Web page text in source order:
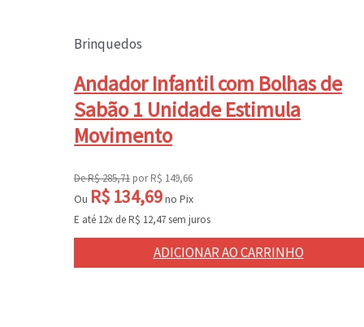
Brinquedos
Andador Infantil com Bolhas de
Sabão 1 Unidade Estimula
Movimento
DeR$285,71 porR$ 149,66
Ou R$ 134,69no Pix
E até 12x deR$ 12,47sem juros
ADICIONAR AO CARRINHO